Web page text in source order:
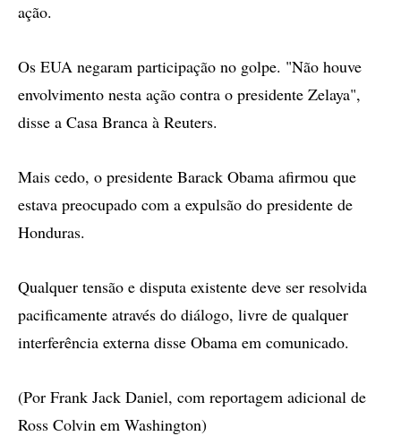
ação.
Os EUA negaram participação no golpe. "Não houve
envolvimento nesta ação contra o presidente Zelaya",
disse a Casa Branca à Reuters.
Mais cedo, o presidente Barack Obama afirmou que
estava preocupado com a expulsão do presidente de
Honduras.
Qualquer tensão e disputa existente deve ser resolvida
pacificamente através do diálogo, livre de qualquer
interferência externa disse Obama em comunicado.
(Por Frank Jack Daniel, com reportagem adicional de
Ross Colvin em Washington)